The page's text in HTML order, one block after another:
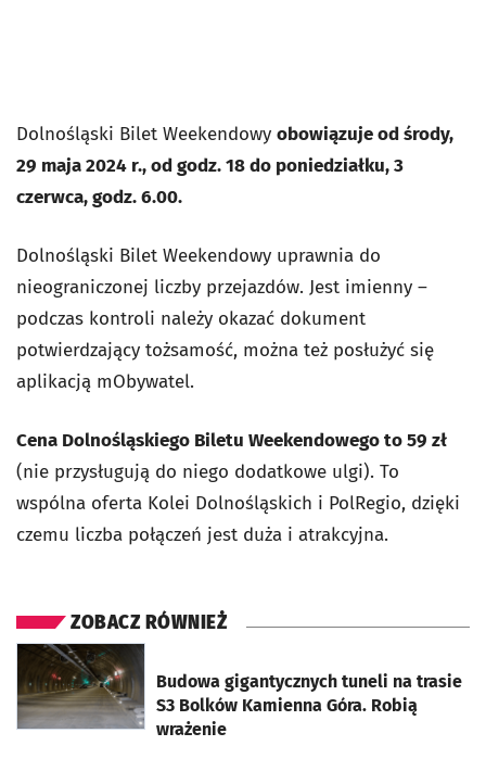
Dolnośląski Bilet Weekendowy obowiązuje od środy,
29 maja 2024 r., od godz. 18 do poniedziałku, 3
czerwca, godz. 6.00.
Dolnośląski Bilet Weekendowy uprawnia do
nieograniczonej liczby przejazdów. Jest imienny –
podczas kontroli należy okazać dokument
potwierdzający tożsamość, można też posłużyć się
aplikacją mObywatel.
Cena Dolnośląskiego Biletu Weekendowego to 59 zł
(nie przysługują do niego dodatkowe ulgi). To
wspólna oferta Kolei Dolnośląskich i PolRegio, dzięki
czemu liczba połączeń jest duża i atrakcyjna.
ZOBACZ RÓWNIEŻ
Budowa gigantycznych tuneli na trasie
S3 Bolków Kamienna Góra. Robią
wrażenie
otworzy się w nowej karcie